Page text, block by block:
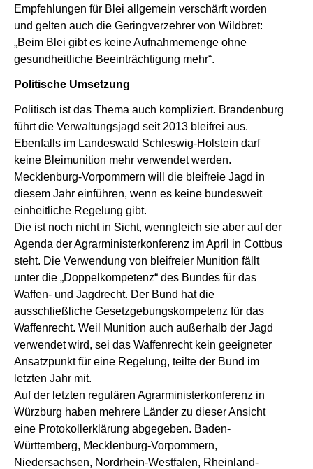
Empfehlungen für Blei allgemein verschärft worden
und gelten auch die Geringverzehrer von Wildbret:
„Beim Blei gibt es keine Aufnahmemenge ohne
gesundheitliche Beeinträchtigung mehr“.
Politische Umsetzung
Politisch ist das Thema auch kompliziert. Brandenburg
führt die Verwaltungsjagd seit 2013 bleifrei aus.
Ebenfalls im Landeswald Schleswig-Holstein darf
keine Bleimunition mehr verwendet werden.
Mecklenburg-Vorpommern will die bleifreie Jagd in
diesem Jahr einführen, wenn es keine bundesweit
einheitliche Regelung gibt.
Die ist noch nicht in Sicht, wenngleich sie aber auf der
Agenda der Agrarministerkonferenz im April in Cottbus
steht. Die Verwendung von bleifreier Munition fällt
unter die „Doppelkompetenz“ des Bundes für das
Waffen- und Jagdrecht. Der Bund hat die
ausschließliche Gesetzgebungskompetenz für das
Waffenrecht. Weil Munition auch außerhalb der Jagd
verwendet wird, sei das Waffenrecht kein geeigneter
Ansatzpunkt für eine Regelung, teilte der Bund im
letzten Jahr mit.
Auf der letzten regulären Agrarministerkonferenz in
Würzburg haben mehrere Länder zu dieser Ansicht
eine Protokollerklärung abgegeben. Baden-
Württemberg, Mecklenburg-Vorpommern,
Niedersachsen, Nordrhein-Westfalen, Rheinland-